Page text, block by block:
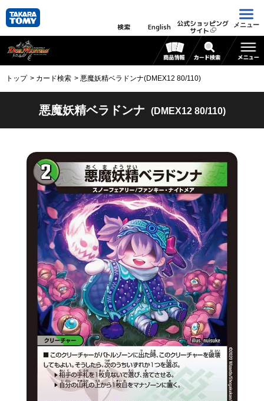
検索 English 公式ショッピング
サイト
メニュー
トップ カード検索 悪魔妖精ベラドンナ(DMEX12 80/110)
悪魔妖精ベラドンナ (DMEX12 80/110)